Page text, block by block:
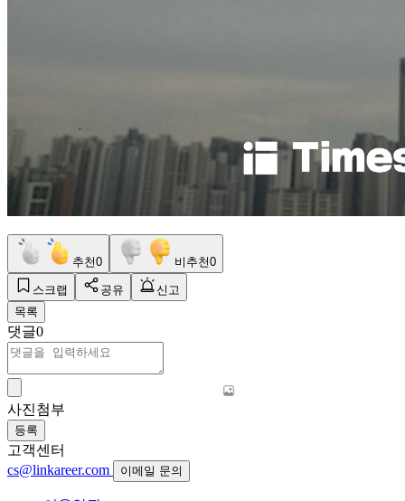
추천0 비추천0
스크랩 공유
신고
목록
댓글0
사진첨부
등록
고객센터
cs@linkareer.com
이메일 문의